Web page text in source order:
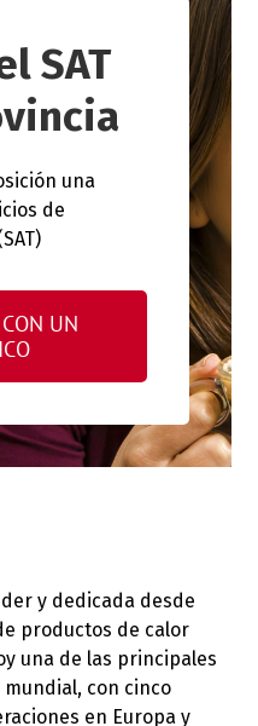
SAT
una
de
UN
y dedicada desde
productos de calor
una de las principales
con cinco
en Europa y